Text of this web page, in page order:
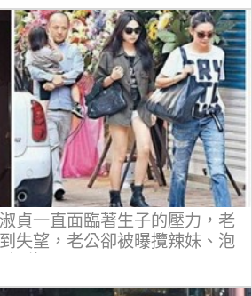
貞一直面臨著生子的壓力，老
失望，老公卻被曝攬辣妹、泡
1億